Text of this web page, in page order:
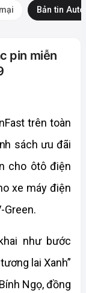
Bản tin
pin miễn
trên toàn
sách ưu đãi
cho ôtô điện
xe máy điện
Green.
như bước
lai Xanh”
Ngọ, đồng